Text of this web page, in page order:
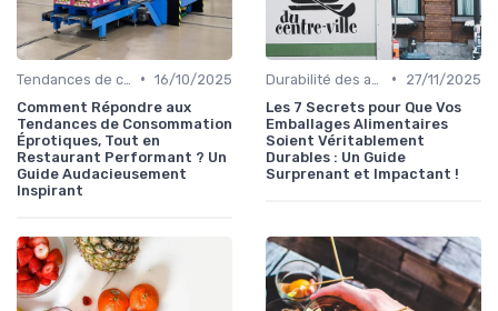
• 16/10/2025
Comment Répondre aux
Tendances de Consommation
Éprotiques, Tout en
Restaurant Performant ? Un
Guide Audacieusement
Inspirant
•
27/11/2025
Les 7 Secrets pour Que Vos
Emballages Alimentaires
Soient Véritablement
Durables : Un Guide
Surprenant et Impactant !